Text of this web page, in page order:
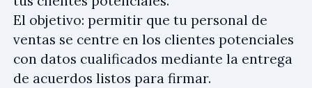
El objetivo: permitir que tu personal de
ventas se centre en los clientes potenciales
con datos cualificados mediante la entrega
de acuerdos listos para firmar.